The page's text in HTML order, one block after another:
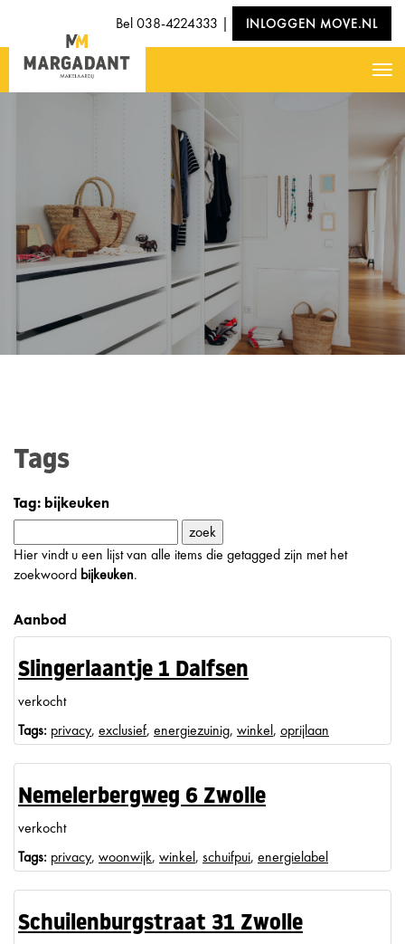
Bel038-4224333 | INLOGGEN MOVE.NL
Tags
Tag: bijkeuken
Hier vindt u een lijst van alle items die getagged zijn met het
zoekwoord bijkeuken.
Aanbod
Slingerlaantje 1 Dalfsen
verkocht
Tags: privacy, exclusief, energiezuinig, winkel, oprijlaan
Nemelerbergweg 6 Zwolle
verkocht
Tags: privacy, woonwijk, winkel, schuifpui, energielabel
Schuilenburgstraat 31 Zwolle